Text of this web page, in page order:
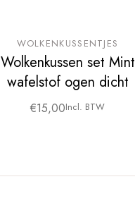
WOLKENKUSSENTJES
Wolkenkussen set Mint
wafelstof ogen dicht
€15,00Incl. BTW